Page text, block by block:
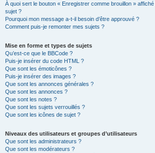
À quoi sert le bouton « Enregistrer comme brouillon » affiché
sujet ?
Pourquoi mon message a-t-il besoin d’être approuvé ?
Comment puis-je remonter mes sujets ?
Mise en forme et types de sujets
Qu’est-ce que le BBCode ?
Puis-je insérer du code HTML ?
Que sont les émoticônes ?
Puis-je insérer des images ?
Que sont les annonces générales ?
Que sont les annonces ?
Que sont les notes ?
Que sont les sujets verrouillés ?
Que sont les icônes de sujet ?
Niveaux des utilisateurs et groupes d’utilisateurs
Que sont les administrateurs ?
Que sont les modérateurs ?